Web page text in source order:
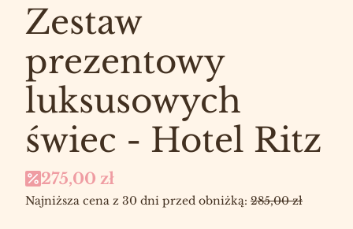
Zestaw
prezentowy
luksusowych
świec - Hotel Ritz
275,00 zł
Najniższa cena z 30 dni przed obniżką: 285,00 zł